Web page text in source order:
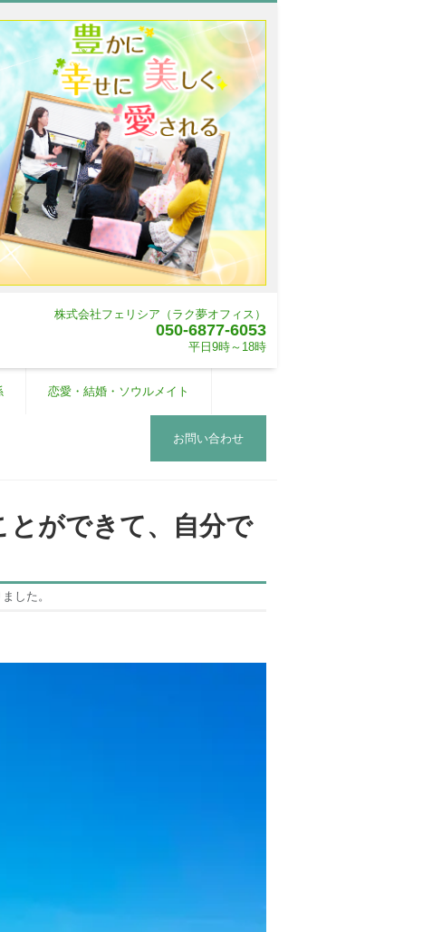
株式会社フェリシア（ラク夢オフィス）
050-6877-6053
平日9時～18時
恋愛・結婚・ソウルメイト
お問い合わせ
とができて、自分で
した。